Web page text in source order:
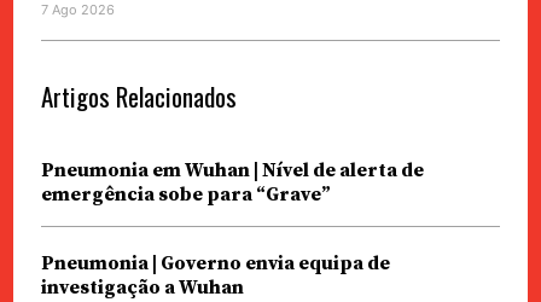
7 Ago 2026
Artigos Relacionados
Pneumonia em Wuhan | Nível de alerta de
emergência sobe para “Grave”
Pneumonia | Governo envia equipa de
investigação a Wuhan